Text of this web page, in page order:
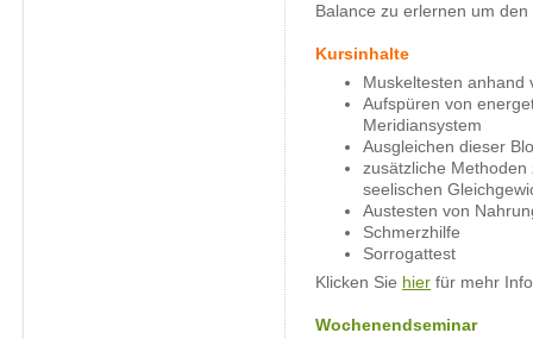
Balance zu erlernen um
Kursinhalte
Muskeltesten anhand
Aufspüren von
Meridiansystem
Ausgleichen dieser
zusätzliche
seelischen
Austesten von
Schmerzhilfe
Sorrogattest
Klicken Sie hier für mehr
Wochenendseminar